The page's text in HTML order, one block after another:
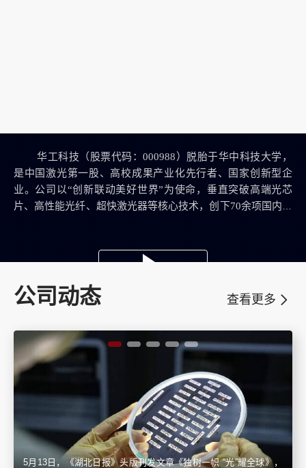
华工科技（股票代码： 000988）脱胎于华中科技大学，
是中国激光第一股、高校成果产业化先行者、国家创新型企
业。公司以“创新联动美好世界”为使命，垂直突破高端光芯
片、高性能光纤、超快激光器等核心技术，创下70余项国内行
造与数字经济转型升级。2021年完成校企分离改制，实际控制
擎，致力成为全球领先的‘感传知用’全栈AI能力赋能者，集聚
顶尖人才、深耕高端市场，为制造强国、网络强国战略贡献硬
公司动态 查看更多
5月13日，《湖北日报》头版刊发文章《独树一帜 “光”耀全球》，